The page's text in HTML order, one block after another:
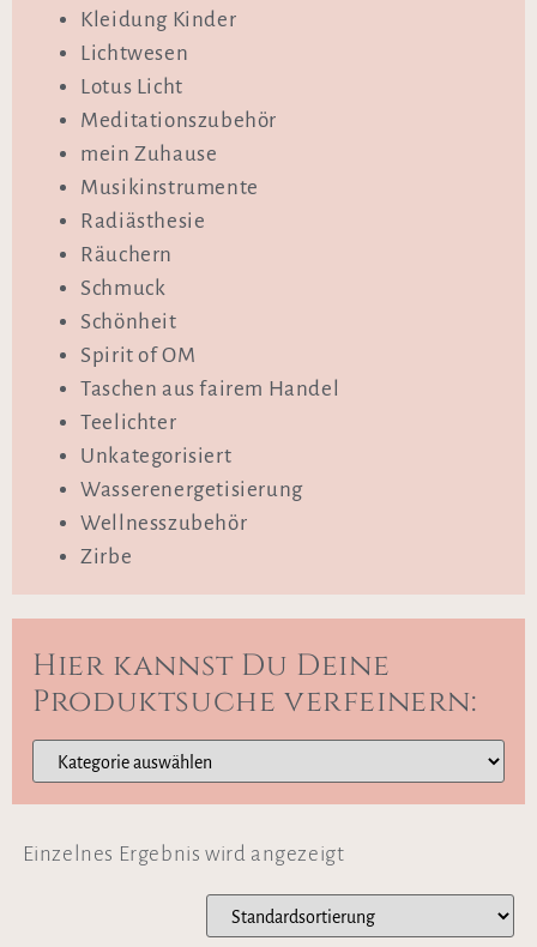
Kleidung Kinder
Lichtwesen
Lotus Licht
Meditationszubehör
mein Zuhause
Musikinstrumente
Radiästhesie
Räuchern
Schmuck
Schönheit
Spirit of OM
Taschen aus fairem Handel
Teelichter
Unkategorisiert
Wasserenergetisierung
Wellnesszubehör
Zirbe
Hier kannst Du Deine
Produktsuche verfeinern:
Einzelnes Ergebnis wird angezeigt